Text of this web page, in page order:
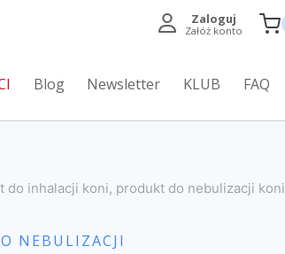
Zaloguj
Załóż konto
Blog Newsletter KLUB FAQ
do inhalacji koni, produkt do nebulizacji koni
NEBULIZACJI